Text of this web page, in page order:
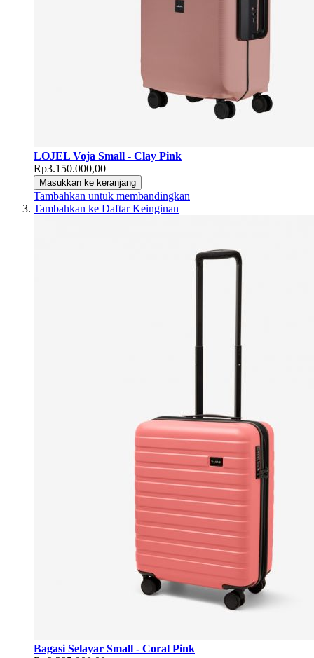
LOJEL Voja Small - Clay Pink
Rp3.150.000,00
Masukkan ke keranjang
Tambahkan untuk membandingkan
Tambahkan ke Daftar Keinginan
Bagasi Selayar Small - Coral Pink